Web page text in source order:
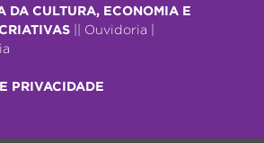
DA CULTURA, ECONOMIA E
Ouvidoria
PRIVACIDADE